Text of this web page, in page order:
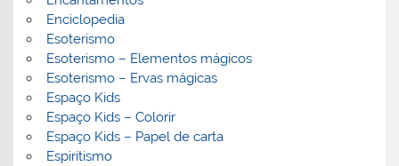
Enciclopedia
Esoterismo
Esoterismo – Elementos mágicos
Esoterismo – Ervas mágicas
Espaço Kids
Espaço Kids – Colorir
Espaço Kids – Papel de carta
Espiritismo